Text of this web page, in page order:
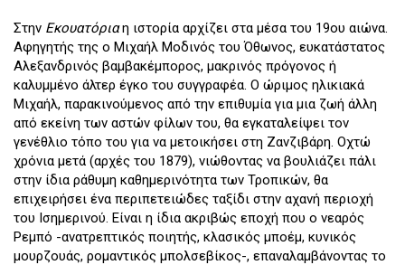
Στην Εκουατόριαη ιστορία αρχίζει στα μέσα του 19ου αιώνα.
Αφηγητής της ο Μιχαήλ Μοδινός του Όθωνος, ευκατάστατος
Αλεξανδρινός βαμβακέμπορος, μακρινός πρόγονος ή
καλυμμένο άλτερ έγκο του συγγραφέα. Ο ώριμος ηλικιακά
Μιχαήλ, παρακινούμενος από την επιθυμία για μια ζωή άλλη
από εκείνη των αστών φίλων του, θα εγκαταλείψει τον
γενέθλιο τόπο του για να μετοικήσει στη Ζανζιβάρη. Οχτώ
χρόνια μετά (αρχές του 1879), νιώθοντας να βουλιάζει πάλι
στην ίδια ράθυμη καθημερινότητα των Τροπικών, θα
επιχειρήσει ένα περιπετειώδες ταξίδι στην αχανή περιοχή
του Ισημερινού. Είναι η ίδια ακριβώς εποχή που ο νεαρός
Ρεμπό -ανατρεπτικός ποιητής, κλασικός μποέμ, κυνικός
μουρζουάς, ρομαντικός μπολσεβίκος-, επαναλαμβάνοντας το